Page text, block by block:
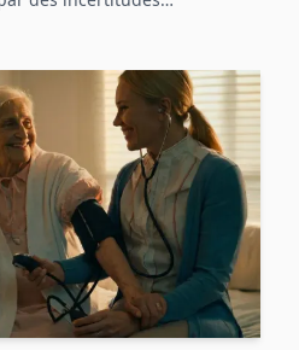
et des coûts
avantages potentiels pour